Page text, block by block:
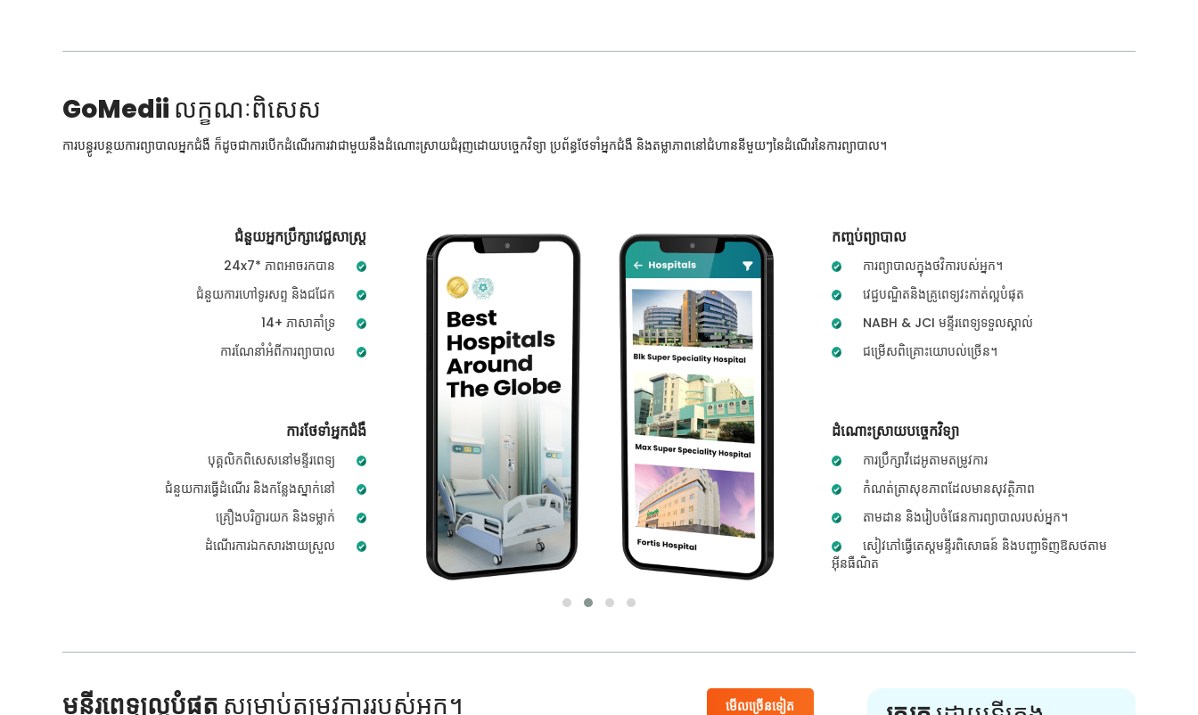
GoMedii លក្ខណៈពិសេស
ការបន្ធូរបន្ថយការព្យាបាលអ្នកជំងឺ ក៏ដូចជាការបើកដំណើរការវាជាមួយនឹងដំណោះស្រាយជំរុញដោយបច្ចេកវិទ្យា ប្រព័ន្ធថែទាំអ្នកជំងឺ និងតម្លាភាពនៅជំហាននីមួយៗនៃដំណើរនៃការព្យាបាល។
ជំនួយអ្នកប្រឹក្សាវេជ្ជសាស្ត្រ
24x7* ភាពអាចរកបាន
ជំនួយការហៅទូរសព្ទ និងជជែក
14+ ភាសាគាំទ្រ
ការណែនាំអំពីការព្យាបាល
ការថែទាំអ្នកជំងឺ
បុគ្គលិកពិសេសនៅមន្ទីរពេទ្យ
ជំនួយការធ្វើដំណើរ និងកន្លែងស្នាក់នៅ
គ្រឿងបរិក្ខារយក និងទម្លាក់
ដំណើរការឯកសារងាយស្រួល
កញ្ចប់ព្យាបាល
ការព្យាបាលក្នុងថវិការបស់អ្នក។
វេជ្ជបណ្ឌិតនិងគ្រូពេទ្យវះកាត់ល្អបំផុត
NABH & JCI មន្ទីរពេទ្យទទួលស្គាល់
ជម្រើសពិគ្រោះយោបល់ច្រើន។
ដំណោះស្រាយបច្ចេកវិទ្យា
ការប្រឹក្សាវីដេអូតាមតម្រូវការ
កំណត់ត្រាសុខភាពដែលមានសុវត្ថិភាព
តាមដាន និងរៀបចំផែនការព្យាបាលរបស់អ្នក។
សៀវភៅធ្វើតេស្តមន្ទីរពិសោធន៍ និងបញ្ជាទិញឱសថតាម
អ៊ីនធឺណិត
មន្ទីរពេទ្យល្អបំផុត សម្រាប់តម្រូវការរបស់អ្នក។ មើល​ច្រើន​ទៀត